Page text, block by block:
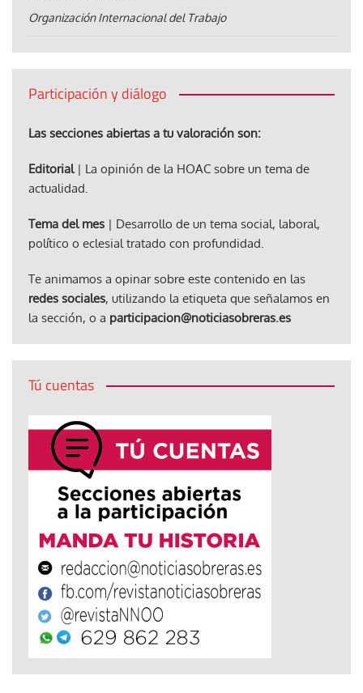
Organización Internacional del Trabajo
Participación y diálogo
Las secciones abiertas a tu valoración son:
Editorial| La opinión de la HOAC sobre un tema de
actualidad.
Tema del mes | Desarrollo de un tema social, laboral,
político o eclesial tratado con profundidad.
Te animamos a opinar sobre este contenido en las
redes sociales, utilizando la etiqueta que señalamos en
la sección, o a participacion@noticiasobreras.es
Tú cuentas